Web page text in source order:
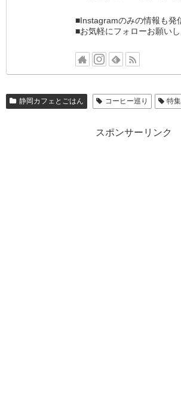
■Instagramのみの情報も発
■お気軽にフォローお願い
静岡カフェとごはん コーヒー巡り 特集
スポンサーリンク